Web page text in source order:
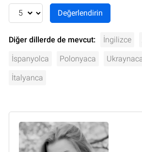
Diğer dillerde de mevcut: İngilizce
İspanyolca Polonyaca
İtalyanca